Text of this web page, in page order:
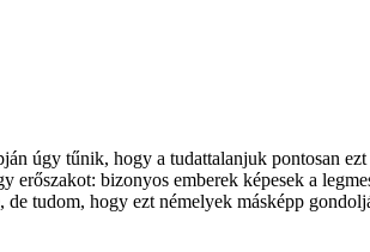
úgy tűnik, hogy a tudattalanjuk pontosan
bizonyos emberek képesek a
de tudom, hogy ezt némelyek másképp